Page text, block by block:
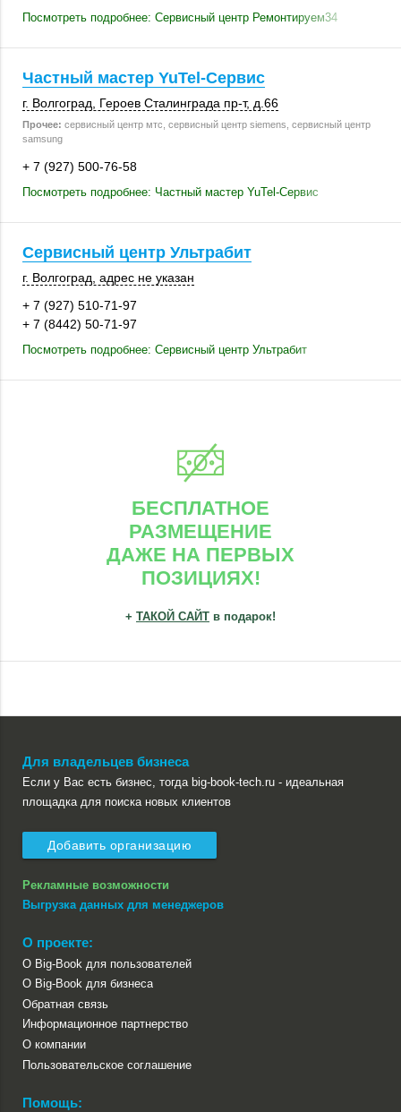
Посмотреть подробнее: Сервисный центр Ремонтируем34
Частный мастер YuTel-Сервис
г. Волгоград , Героев Сталинграда пр-т, д.66
Прочее: сервисный центр мтс, сервисный центр siemens, сервисный центр
samsung
+ 7 (927) 500-76-58
Посмотреть подробнее: Частный мастер YuTel-Сервис
Сервисный центр Ультрабит
г. Волгоград адрес не указан
+ 7 (927) 510-71-97
+ 7 (8442) 50-71-97
Посмотреть подробнее: Сервисный центр Ультрабит
БЕСПЛАТНОЕ
РАЗМЕЩЕНИЕ
ДАЖЕ НА ПЕРВЫХ
ПОЗИЦИЯХ!
+ ТАКОЙ САЙТ в подарок!
Для владельцев бизнеса
Если у Вас есть бизнес, тогда big-book-tech.ru - идеальная
площадка для поиска новых клиентов
Добавить организацию
Рекламные возможности
Выгрузка данных для менеджеров
О проекте:
О Big-Book для пользователей
О Big-Book для бизнеса
Обратная связь
Информационное партнерство
О компании
Пользовательское соглашение
Помощь: